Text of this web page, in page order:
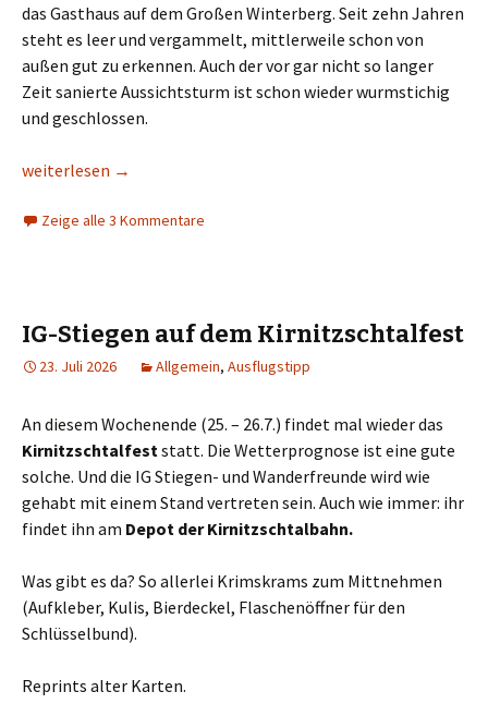
das Gasthaus auf dem Großen Winterberg. Seit zehn Jahren
steht es leer und vergammelt, mittlerweile schon von
außen gut zu erkennen. Auch der vor gar nicht so langer
Zeit sanierte Aussichtsturm ist schon wieder wurmstichig
und geschlossen.
Es grünt so grün, Teil eins: Großer Winterberg
weiterlesen →
Zeige alle 3 Kommentare
IG-Stiegen auf dem Kirnitzschtalfest
23. Juli 2026 Allgemein, Ausflugstipp
An diesem Wochenende (25. – 26.7.) findet mal wieder das
Kirnitzschtalfeststatt. Die Wetterprognose ist eine gute
solche. Und die IG Stiegen- und Wanderfreunde wird wie
gehabt mit einem Stand vertreten sein. Auch wie immer: ihr
findet ihn am Depot der Kirnitzschtalbahn.
Was gibt es da? So allerlei Krimskrams zum Mittnehmen
(Aufkleber, Kulis, Bierdeckel, Flaschenöffner für den
Schlüsselbund).
Reprints alter Karten.